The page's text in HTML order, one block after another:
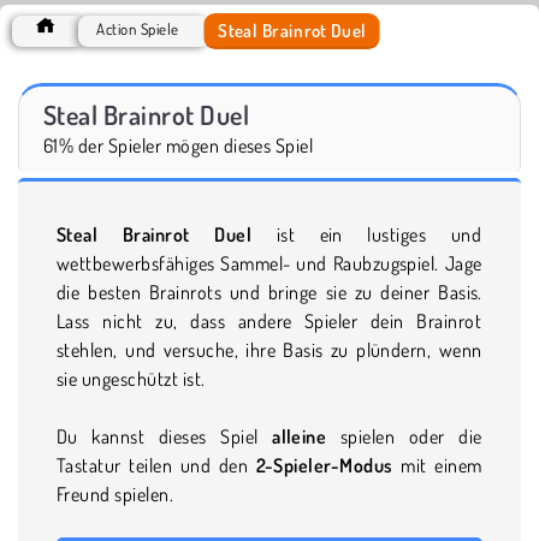
Action Spiele Steal Brainrot Duel
Steal Brainrot Duel
61% der Spieler mögen dieses Spiel
Steal Brainrot Duel ist ein lustiges und
wettbewerbsfähiges Sammel- und Raubzugspiel. Jage
die besten Brainrots und bringe sie zu deiner Basis.
Lass nicht zu, dass andere Spieler dein Brainrot
stehlen, und versuche, ihre Basis zu plündern, wenn
sie ungeschützt ist.
Du kannst dieses Spielalleine spielen oder die
Tastatur teilen und den 2-Spieler-Modus mit einem
Freund spielen.